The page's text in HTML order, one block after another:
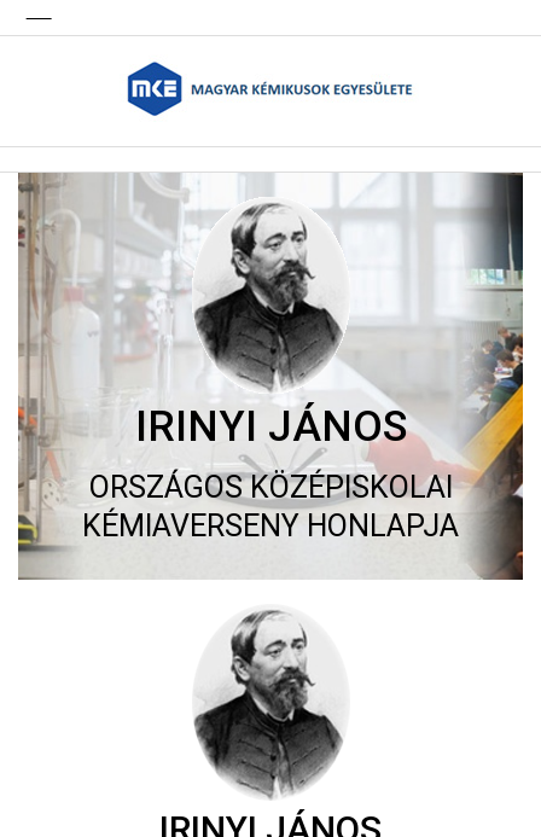
IRINYI JÁNOS
ORSZÁGOS KÖZÉPISKOLAI
KÉMIAVERSENY HONLAPJA